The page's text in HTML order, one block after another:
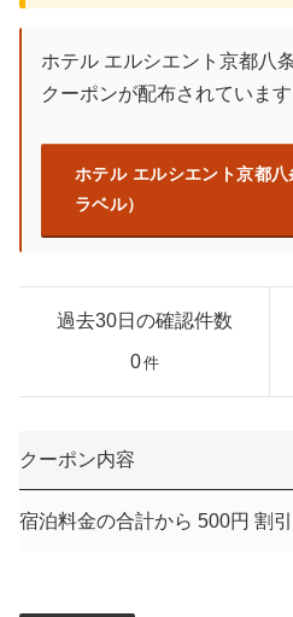
ホテル エルシエント京都八
クーポンが配布されています
ホテル エルシエント京都
ラベル）
過去30日の確認件数
0件
クーポン内容
宿泊料金の合計から 500円 割引